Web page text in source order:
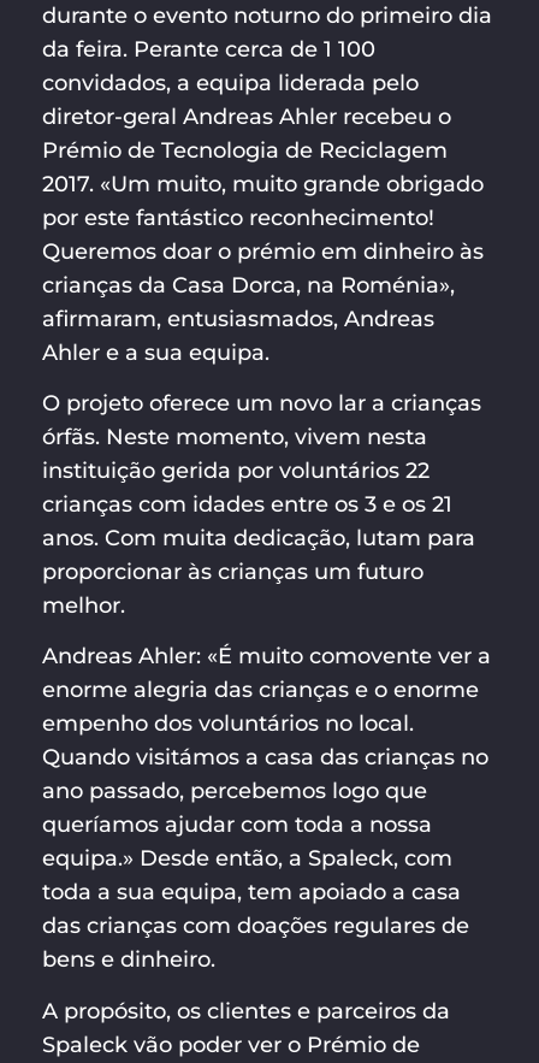
durante o evento noturno do primeiro dia
da feira. Perante cerca de 1 100
convidados, a equipa liderada pelo
diretor-geral Andreas Ahler recebeu o
Prémio de Tecnologia de Reciclagem
2017. «Um muito, muito grande obrigado
por este fantástico reconhecimento!
Queremos doar o prémio em dinheiro às
crianças da Casa Dorca, na Roménia»,
afirmaram, entusiasmados, Andreas
Ahler e a sua equipa.
O projeto oferece um novo lar a crianças
órfãs. Neste momento, vivem nesta
instituição gerida por voluntários 22
crianças com idades entre os 3 e os 21
anos. Com muita dedicação, lutam para
proporcionar às crianças um futuro
melhor.
Andreas Ahler: «É muito comovente ver a
enorme alegria das crianças e o enorme
empenho dos voluntários no local.
Quando visitámos a casa das crianças no
ano passado, percebemos logo que
queríamos ajudar com toda a nossa
equipa.» Desde então, a Spaleck, com
toda a sua equipa, tem apoiado a casa
das crianças com doações regulares de
bens e dinheiro.
A propósito, os clientes e parceiros da
Spaleck vão poder ver o Prémio de